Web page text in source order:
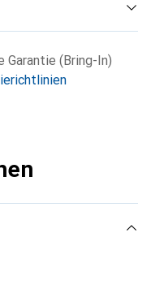
Garantie (Bring-In)